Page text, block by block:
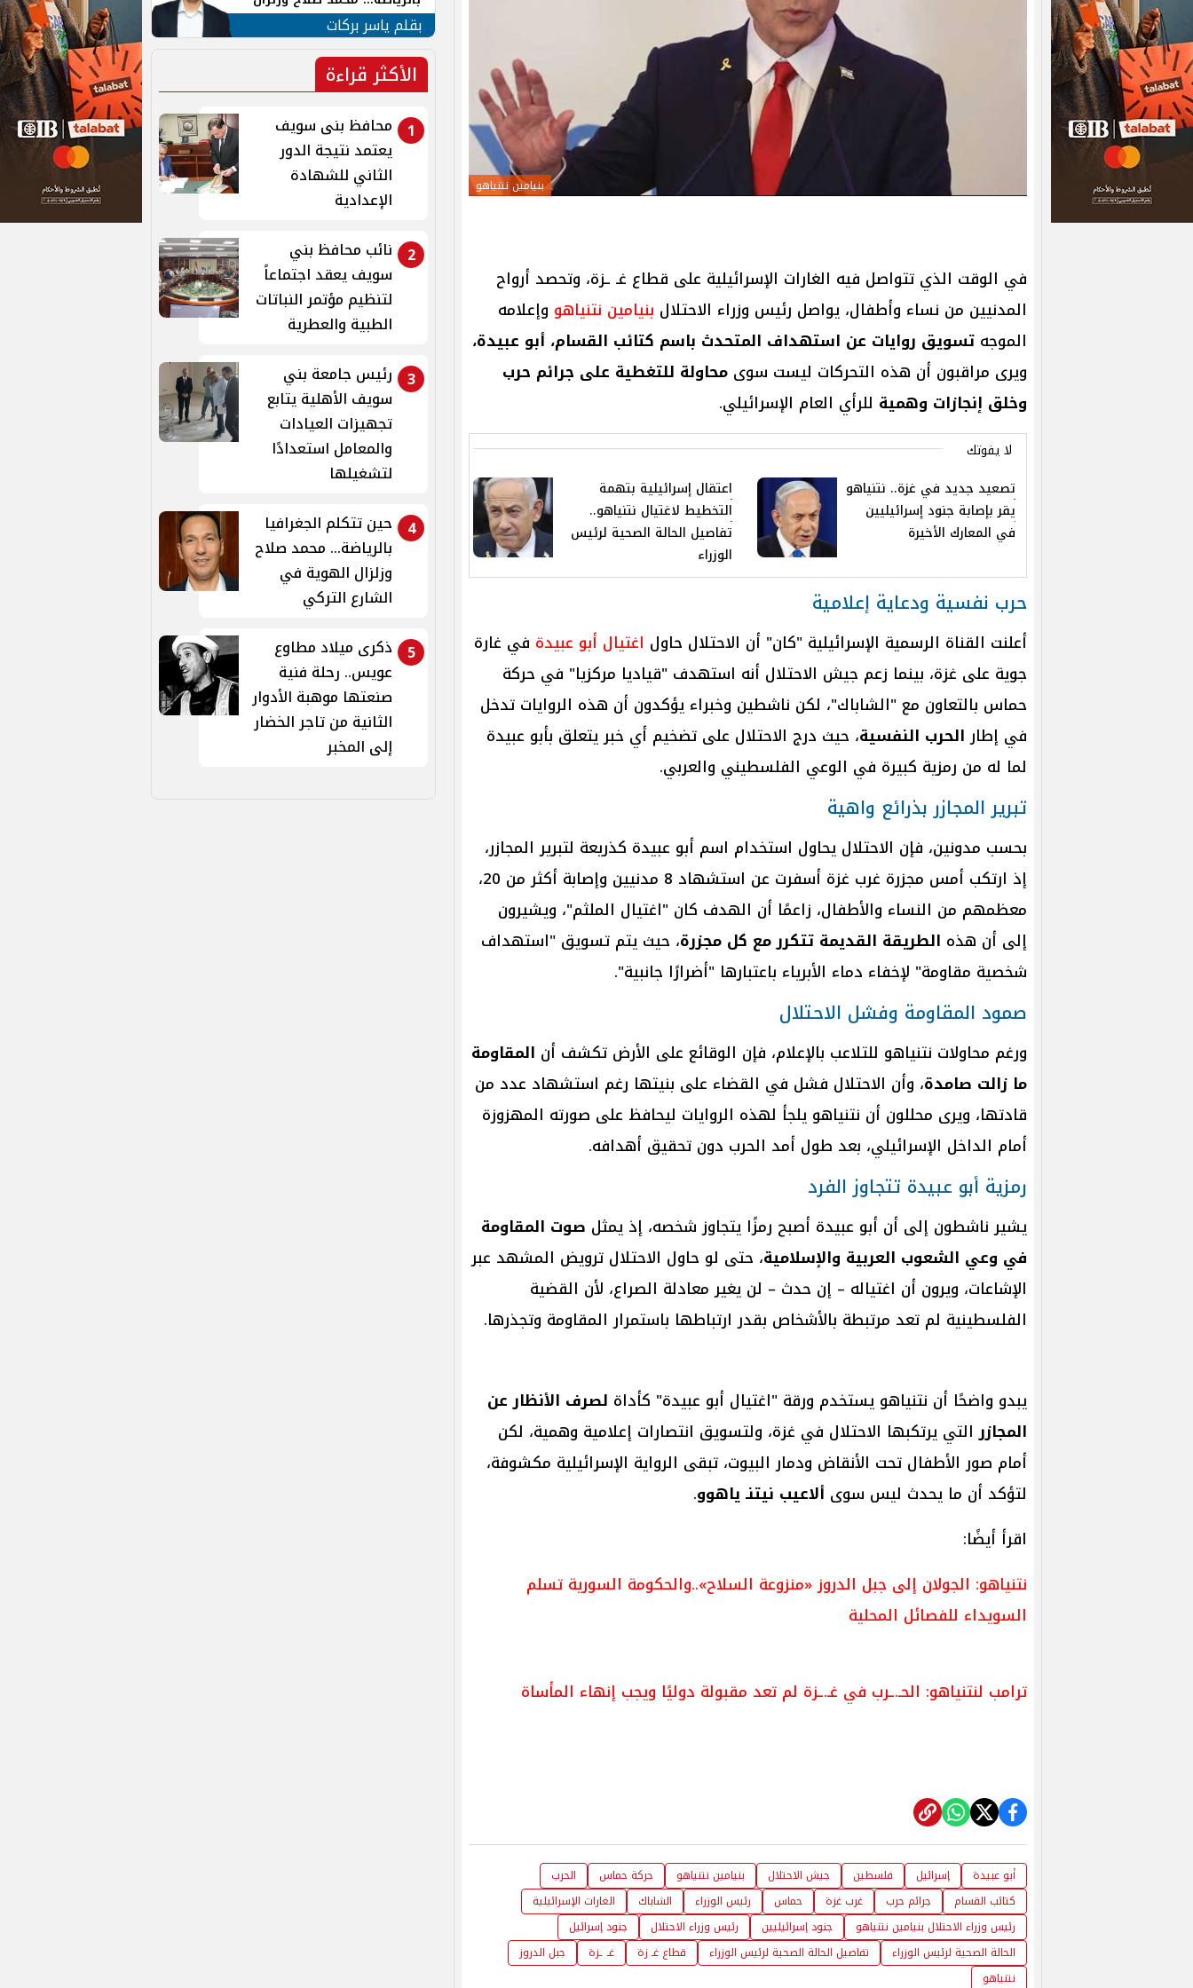
بنيامين نتنياهو
في الوقت الذي تتواصل فيه الغارات الإسرائيلية على قطاع غـ ـزة، وتحصد أرواح
المدنيين من نساء وأطفال، يواصل رئيس وزراء الاحتلال بنيامين نتنياهو وإعلامه
الموجه تسويق روايات عن استهداف المتحدث باسم كتائب القسام، أبو عبيدة،
ويرى مراقبون أن هذه التحركات ليست سوى محاولة للتغطية على جرائم حرب
وخلق إنجازات وهمية للرأي العام الإسرائيلي.
لا يفوتك
تصعيد جديد في غزة.. نتنياهو
يقر بإصابة جنود إسرائيليين
في المعارك الأخيرة
اعتقال إسرائيلية بتهمة
التخطيط لاغتيال نتنياهو..
تفاصيل الحالة الصحية لرئيس
الوزراء
حرب نفسية ودعاية إعلامية
أعلنت القناة الرسمية الإسرائيلية "كان" أن الاحتلال حاول اغتيال أبو عبيدة في غارة
جوية على غزة، بينما زعم جيش الاحتلال أنه استهدف "قياديا مركزيا" في حركة
حماس بالتعاون مع "الشاباك"، لكن ناشطين وخبراء يؤكدون أن هذه الروايات تدخل
في إطارالحرب النفسية، حيث درج الاحتلال على تضخيم أي خبر يتعلق بأبو عبيدة
لما له من رمزية كبيرة في الوعي الفلسطيني والعربي.
تبرير المجازر بذرائع واهية
بحسب مدونين، فإن الاحتلال يحاول استخدام اسم أبو عبيدة كذريعة لتبرير المجازر،
إذ ارتكب أمس مجزرة غرب غزة أسفرت عن استشهاد 8 مدنيين وإصابة أكثر من 20،
معظمهم من النساء والأطفال، زاعمًا أن الهدف كان "اغتيال الملثم"، ويشيرون
إلى أن هذه الطريقة القديمة تتكرر مع كل مجزرة، حيث يتم تسويق "استهداف
شخصية مقاومة" لإخفاء دماء الأبرياء باعتبارها "أضرارًا جانبية".
صمود المقاومة وفشل الاحتلال
ورغم محاولات نتنياهو للتلاعب بالإعلام، فإن الوقائع على الأرض تكشف أن المقاومة
ما زالت صامدة، وأن الاحتلال فشل في القضاء على بنيتها رغم استشهاد عدد من
قادتها، ويرى محللون أن نتنياهو يلجأ لهذه الروايات ليحافظ على صورته المهزوزة
أمام الداخل الإسرائيلي، بعد طول أمد الحرب دون تحقيق أهدافه.
رمزية أبو عبيدة تتجاوز الفرد
يشير ناشطون إلى أن أبو عبيدة أصبح رمزًا يتجاوز شخصه، إذ يمثل صوت المقاومة
في وعي الشعوب العربية والإسلامية، حتى لو حاول الاحتلال ترويض المشهد عبر
الإشاعات، ويرون أن اغتياله – إن حدث – لن يغير معادلة الصراع، لأن القضية
الفلسطينية لم تعد مرتبطة بالأشخاص بقدر ارتباطها باستمرار المقاومة وتجذرها.
يبدو واضحًا أن نتنياهو يستخدم ورقة "اغتيال أبو عبيدة" كأداة لصرف الأنظار عن
المجازرالتي يرتكبها الاحتلال في غزة، ولتسويق انتصارات إعلامية وهمية، لكن
أمام صور الأطفال تحت الأنقاض ودمار البيوت، تبقى الرواية الإسرائيلية مكشوفة،
لتؤكد أن ما يحدث ليس سوى ألاعيب نيتنـ ياهوو.
اقرأ أيضًا:
نتنياهو: الجولان إلى جبل الدروز «منزوعة السلاح»..والحكومة السورية تسلم
السويداء للفصائل المحلية
ترامب لنتنياهو: الحـ.ـرب في غـ.ـزة لم تعد مقبولة دوليًا ويجب إنهاء المأساة
أبو عبيدة إسرائيل فلسطين جيش الاحتلال بنيامين نتنياهو حركة حماس
الحرب
كتائب القسام
جرائم حرب غرب غزة حماس رئيس الوزراء الشاباك
الغارات الإسرائيلية
رئيس وزراء الاحتلال بنيامين نتنياهو
جنود إسرائيليين رئيس وزراء الاحتلال
جنود إسرائيل
الحالة الصحية لرئيس الوزراء
تفاصيل الحالة الصحية لرئيس الوزراء قطاع غـ زة غـ ـزة
جبل الدروز
نتنياهو
الهوية في الشارع التركي
بقلم ياسر بركات
الأكثر قراءة
1
محافظ بنى سويف
يعتمد نتيجة الدور
الثاني للشهادة
الإعدادية
2
نائب محافظ بني
سويف يعقد اجتماعاً
لتنظيم مؤتمر النباتات
الطبية والعطرية
3 رئيس جامعة بني
سويف الأهلية يتابع
تجهيزات العيادات
والمعامل استعدادًا
لتشغيلها
4
حين تتكلم الجغرافيا
بالرياضة... محمد صلاح
وزلزال الهوية في
الشارع التركي
5
ذكرى ميلاد مطاوع
عويس.. رحلة فنية
صنعتها موهبة الأدوار
الثانية من تاجر الخضار
إلى المخبر